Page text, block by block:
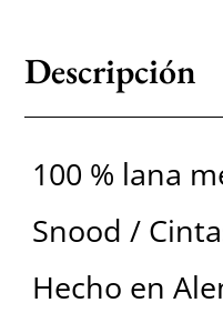
Descripción
100 % lana
Snood /
Hecho en